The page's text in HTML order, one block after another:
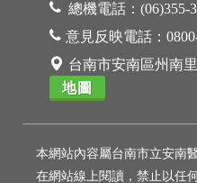
總機電話： (06)355-
意見反映電話：
台南市安南區州南
地圖
本網站內容屬台南市立安南
在網站線上閱讀，禁止以任